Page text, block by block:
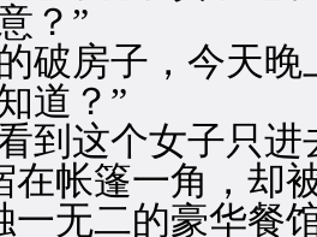
？”
房子，今天晚
道？”
这个女子只进
在帐篷一角，却
一无二的豪华餐